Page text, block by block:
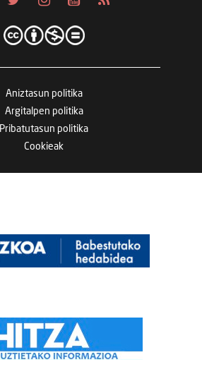
Aniztasun politika
Argitalpen politika
Pribatutasun politika
Cookieak